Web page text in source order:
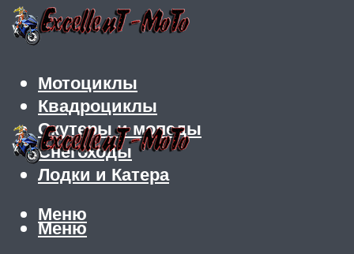
Мотоциклы
Квадроциклы
Скутеры и мопеды
Снегоходы
Лодки и Катера
Меню
Меню